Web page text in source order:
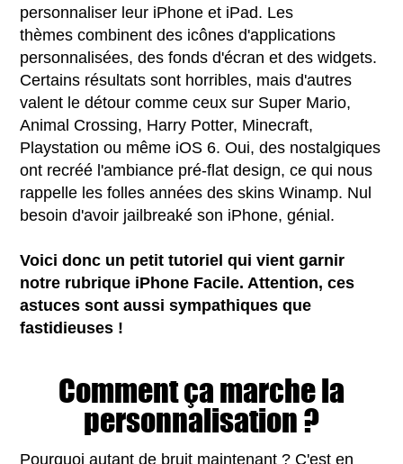
personnaliser leur iPhone et iPad. Les
thèmes combinent des icônes d'applications
personnalisées, des fonds d'écran et des widgets.
Certains résultats sont horribles, mais d'autres
valent le détour comme ceux sur Super Mario,
Animal Crossing, Harry Potter, Minecraft,
Playstation ou même iOS 6. Oui, des nostalgiques
ont recréé l'ambiance pré-flat design, ce qui nous
rappelle les folles années des skins Winamp. Nul
besoin d'avoir jailbreaké son iPhone, génial.
Voici donc un petit tutoriel qui vient garnir
notre rubrique iPhone Facile. Attention, ces
astuces sont aussi sympathiques que
fastidieuses !
Comment ça marche la
personnalisation ?
Pourquoi autant de bruit maintenant ? C'est en